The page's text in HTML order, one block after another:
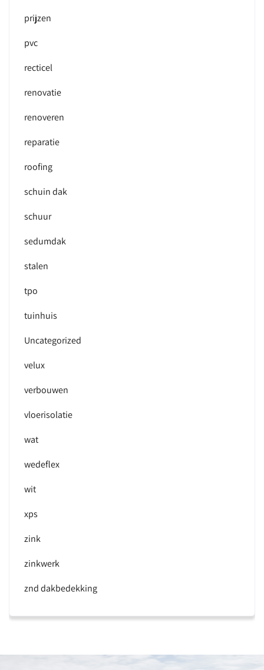
prijzen
pvc
recticel
renovatie
renoveren
reparatie
roofing
schuin dak
schuur
sedumdak
stalen
tpo
tuinhuis
Uncategorized
velux
verbouwen
vloerisolatie
wat
wedeflex
wit
xps
zink
zinkwerk
znd dakbedekking